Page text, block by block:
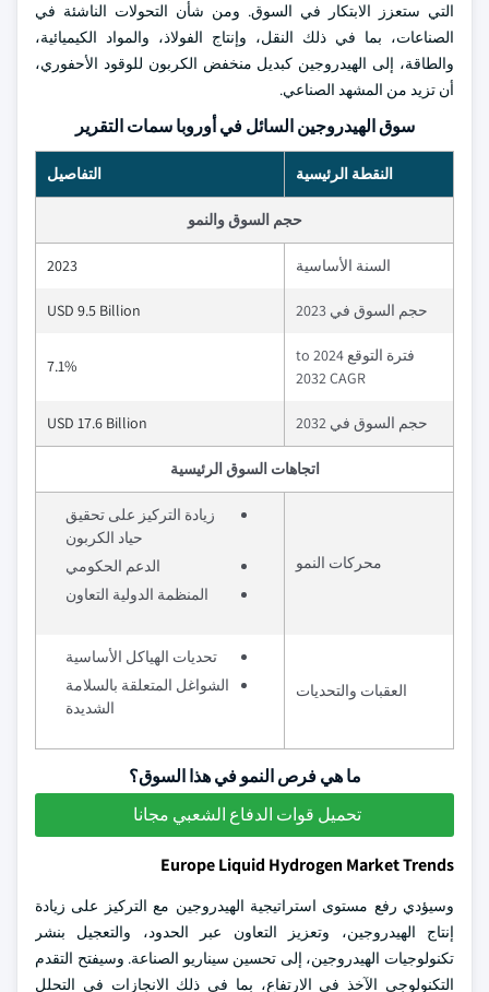
التي ستعزز الابتكار في السوق. ومن شأن التحولات الناشئة في
الصناعات، بما في ذلك النقل، وإنتاج الفولاذ، والمواد الكيميائية،
والطاقة، إلى الهيدروجين كبديل منخفض الكربون للوقود الأحفوري،
أن تزيد من المشهد الصناعي.
سوق الهيدروجين السائل في أوروبا سمات التقرير
النقطة الرئيسية التفاصيل
حجم السوق والنمو
السنة الأساسية 2023
حجم السوق في 2023 USD 9.5 Billion
فترة التوقع 2024 to
2032 CAGR
7.1%
حجم السوق في 2032 USD 17.6 Billion
اتجاهات السوق الرئيسية
محركات النمو
زيادة التركيز على تحقيق
حياد الكربون
الدعم الحكومي
المنظمة الدولية التعاون
العقبات والتحديات
تحديات الهياكل الأساسية
الشواغل المتعلقة بالسلامة
الشديدة
ما هي فرص النمو في هذا السوق؟
تحميل قوات الدفاع الشعبي مجانا
Europe Liquid Hydrogen Market Trends
وسيؤدي رفع مستوى استراتيجية الهيدروجين مع التركيز على زيادة
إنتاج الهيدروجين، وتعزيز التعاون عبر الحدود، والتعجيل بنشر
تكنولوجيات الهيدروجين، إلى تحسين سيناريو الصناعة. وسيفتح التقدم
التكنولوجي الآخذ في الارتفاع، بما في ذلك الانجازات في التحلل